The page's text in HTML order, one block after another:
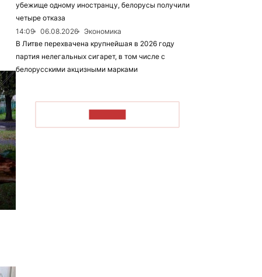
убежище одному иностранцу, белорусы получили
четыре отказа
14:09
06.08.2026
Экономика
В Литве перехвачена крупнейшая в 2026 году
партия нелегальных сигарет, в том числе с
белорусскими акцизными марками